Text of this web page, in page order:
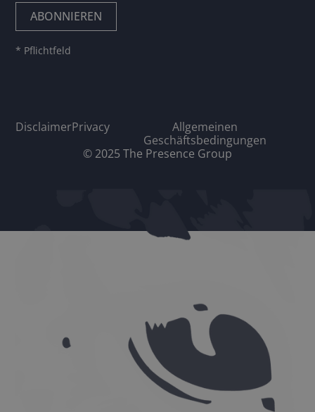
* Pflichtfeld
DisclaimerPrivacy
Allgemeinen
Geschäftsbedingungen
© 2025 The Presence Group